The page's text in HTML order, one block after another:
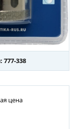
777-338
цена